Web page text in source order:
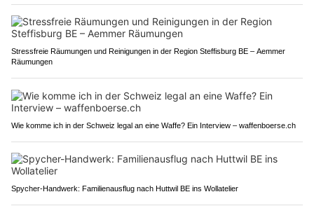
Stressfreie Räumungen und Reinigungen in der Region Steffisburg BE – Aemmer
Räumungen
Wie komme ich in der Schweiz legal an eine Waffe? Ein Interview – waffenboerse.ch
Spycher-Handwerk: Familienausflug nach Huttwil BE ins Wollatelier